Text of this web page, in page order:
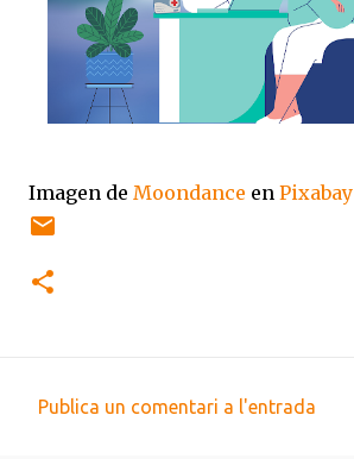
Imagen de Moondance en Pixabay
Publica un comentari a l'entrada